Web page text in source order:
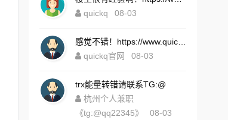
quickq
08-03
quickq官网
08-03
trx能量转错请联系TG:@
杭州个人兼职
《tg:@qq22345》
08-03